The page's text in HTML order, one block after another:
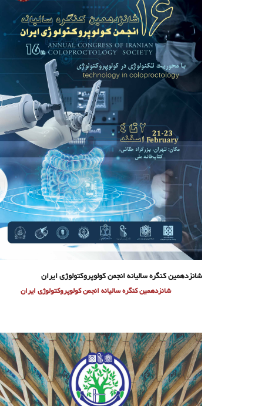
شانزدهمین کنگره سالیانه انجمن کولوپروکتولوژی ایران
شانزدهمین کنگره سالیانه انجمن کولوپروکتولوژی ایران